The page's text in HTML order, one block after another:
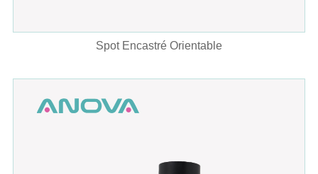
Spot Encastré Orientable